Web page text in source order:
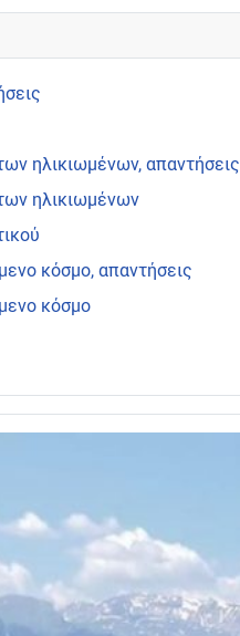
ηλικιωμένων, απαντήσεις
ηλικιωμένων
κόσμο, απαντήσεις
κόσμο